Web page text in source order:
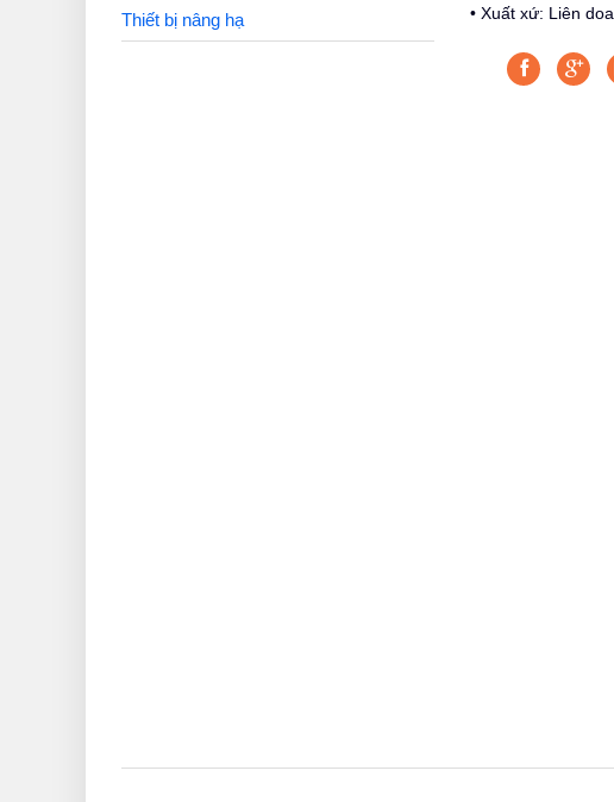
• Xuất xứ: Liên
Thiết bị nâng hạ